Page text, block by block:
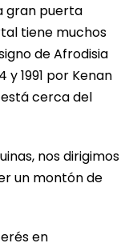
gran puerta
tiene muchos
de Afrodisia
1991 por Kenan
cerca del
nos dirigimos
un montón de
en